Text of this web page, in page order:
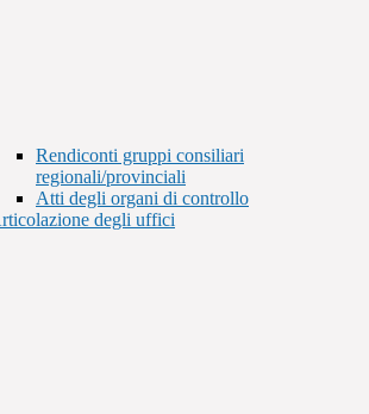
Rendiconti gruppi consiliari
regionali/provinciali
Atti degli organi di controllo
degli uffici